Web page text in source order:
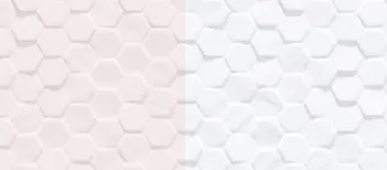
и сравнением
сложные
документы,
с
Ваших